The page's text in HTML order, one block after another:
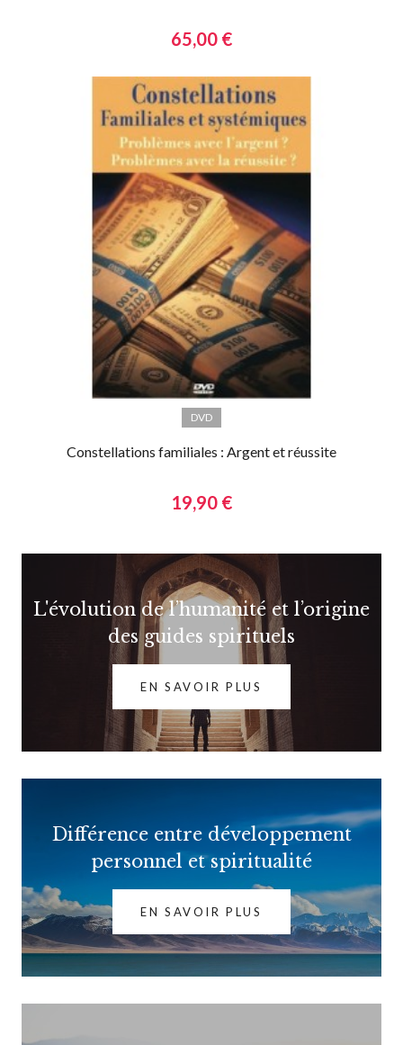
65,00 €
DVD
Constellations familiales : Argent et réussite
19,90 €
L'évolution de l’humanité et l’origine
des guides spirituels
EN SAVOIR PLUS
Différence entre développement
personnel et spiritualité
EN SAVOIR PLUS